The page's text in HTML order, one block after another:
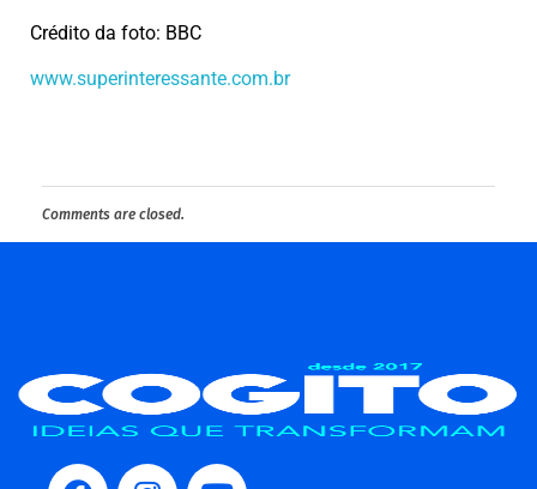
Crédito da foto: BBC
www.superinteressante.com.br
Comments are closed.